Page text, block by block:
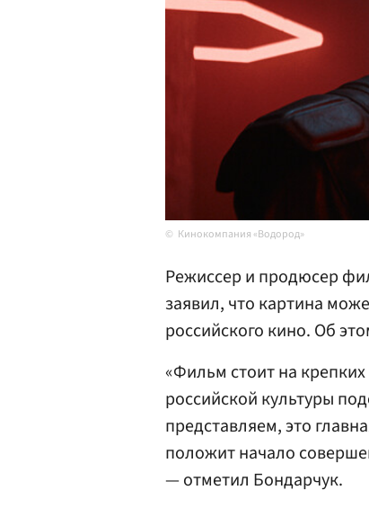
Кинокомпания «Водород»
Режиссер и продюсер
заявил, что картина
российского кино. Об
«Фильм стоит на
российской культуры
представляем, это
положит начало
— отметил Бондарчук.